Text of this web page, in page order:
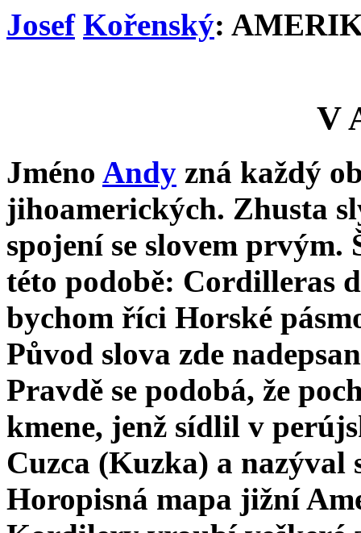
Josef Kořenský:
V
Jméno Andy zná každý
jihoamerických. Zhusta
spojení se slovem prvým.
této podobě: Cordilleras
bychom říci Horské
Původ slova zde
Pravdě se po­dobá, že
kmene, jenž sídlil v
Cuzca (Kuzka) a nazýval
Horopisná mapa jižní